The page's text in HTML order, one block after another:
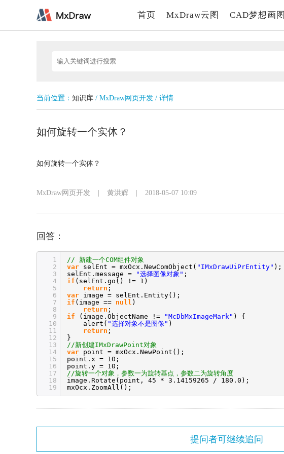
首页 MxDraw云图 CAD梦想画图
当前位置： 知识库 / MxDraw网页开发 / 详情
如何旋转一个实体？
如何旋转一个实体？
MxDraw网页开发 黄洪辉 2018-05-07 10:09
回答：
1
2
3
4
5
6
7
8
9
10
11
12
13
14
15
16
17
18
19
// 新建一个COM组件对象
var selEnt = mxOcx.NewComObject( "IMxDrawUiPrEntity" );
selEnt.message =
"选择图像对象" ;
if (selEnt.go() != 1)
return ;
var image = selEnt.Entity();
if (image == null )
return ;
if
(image.ObjectName != "McDbMxImageMark" ) {
alert( "选择对象不是图像" )
return ;
}
//新创建IMxDrawPoint对象
var point = mxOcx.NewPoint();
point.x = 10;
point.y = 10;
//旋转一个对象，参数一为旋转基点，参数二为旋转角度
image.Rotate(point, 45 * 3.14159265 / 180.0);
mxOcx.ZoomAll();